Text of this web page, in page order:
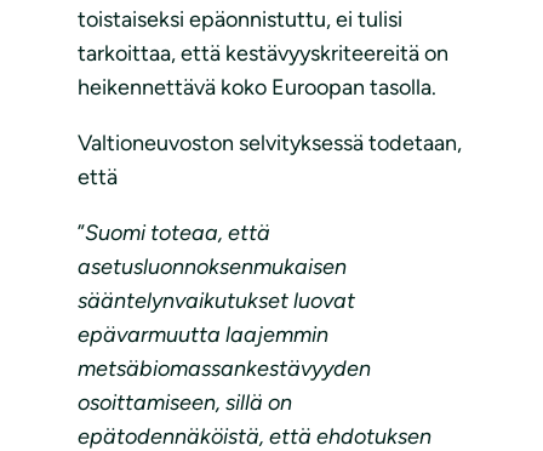
toistaiseksi epäonnistuttu, ei tulisi
tarkoittaa, että kestävyyskriteereitä on
heikennettävä koko Euroopan tasolla.
Valtioneuvoston selvityksessä todetaan,
että
”Suomi toteaa, että
asetusluonnoksenmukaisen
sääntelynvaikutukset luovat
epävarmuutta laajemmin
metsäbiomassankestävyyden
osoittamiseen, sillä on
epätodennäköistä, että ehdotuksen